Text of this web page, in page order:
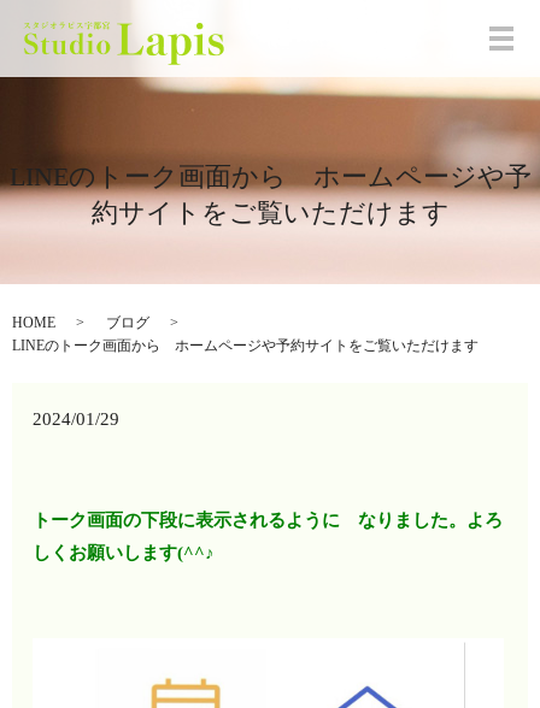
メ
LINEのトーク画面から ホームページや予
約サイトをご覧いただけます
HOME
ブログ
LINEのトーク画面から ホームページや予約サイトをご覧いただけます
2024/01/29
トーク画面の下段に表示されるように なりました。よろ
しくお願いします(^^♪